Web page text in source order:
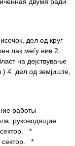
дел од круг
лак меѓу нив 2.
на дејствување
4. дел од земјиште,
работы
руководящие
*
сектор. *